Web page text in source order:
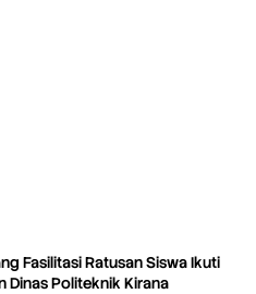
Fasilitasi Ratusan Siswa Ikuti
Dinas Politeknik Kirana